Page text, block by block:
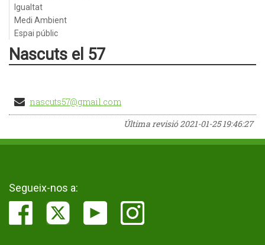
Igualtat
Medi Ambient
Espai públic
Nascuts el 57
nascuts57@gmail.com
Última revisió2021-01-25 19:46:27
Segueix-nos a: